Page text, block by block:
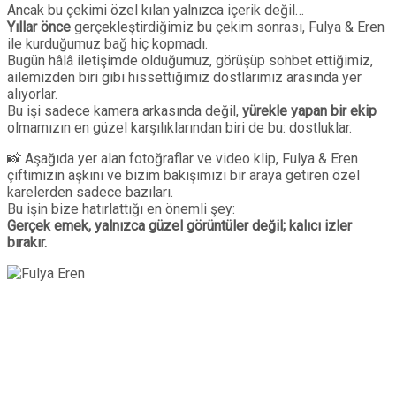
Ancak bu çekimi özel kılan yalnızca içerik değil…
Yıllar önce gerçekleştirdiğimiz bu çekim sonrası, Fulya & Eren
ile kurduğumuz bağ hiç kopmadı.
Bugün hâlâ iletişimde olduğumuz, görüşüp sohbet ettiğimiz,
ailemizden biri gibi hissettiğimiz dostlarımız arasında yer
alıyorlar.
Bu işi sadece kamera arkasında değil, yürekle yapan bir ekip
olmamızın en güzel karşılıklarından biri de bu: dostluklar.
📸 Aşağıda yer alan fotoğraflar ve video klip, Fulya & Eren
çiftimizin aşkını ve bizim bakışımızı bir araya getiren özel
karelerden sadece bazıları.
Bu işin bize hatırlattığı en önemli şey:
Gerçek emek, yalnızca güzel görüntüler değil; kalıcı izler
bırakır.